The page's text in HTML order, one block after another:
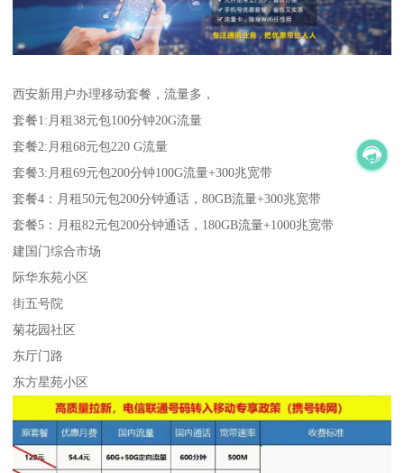
西安新用户办理移动套餐，流量多，
套餐1:月租38元包100分钟20G流量
套餐2:月租68元包220 G流量
套餐3:月租69元包200分钟100G流量+300兆宽带
套餐4：月租50元包200分钟通话，80GB流量+300兆宽带
套餐5：月租82元包200分钟通话，180GB流量+1000兆宽带
建国门综合市场
际华东苑小区
街五号院
菊花园社区
东厅门路
东方星苑小区